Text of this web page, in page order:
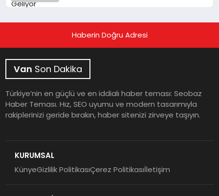
Haberin Doğru Adresi
Van Son Dakika
Türkiye’nin en güçlü ve en iddialı haber teması: Seobaz
Haber Teması. Hız, SEO uyumu ve modern tasarımıyla
rakiplerinizi geride bırakın, haber sitenizi zirveye taşıyın.
KURUMSAL
KünyeGizlilik PolitikasıÇerez Politikasıİletişim